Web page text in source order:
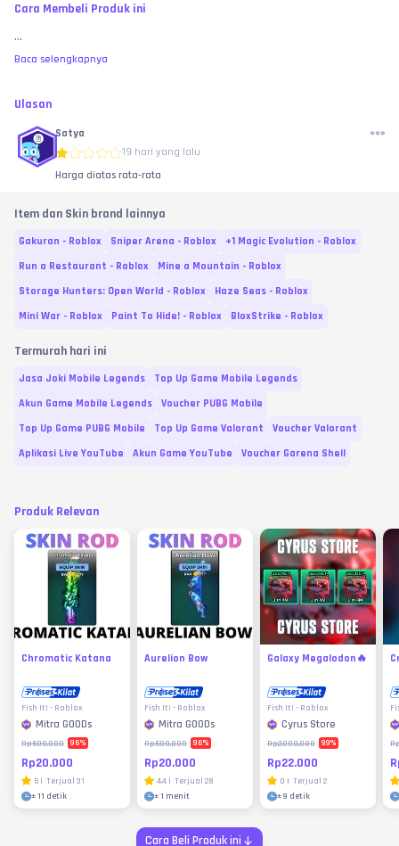
Cara Membeli Produk ini
...
Baca selengkapnya
Ulasan
Satya
19 hari yang lalu
Harga diatas rata-rata
Item dan Skin brand lainnya
Gakuran - Roblox Sniper Arena - Roblox
+1 Magic Evolution - Roblox
Run a Restaurant - Roblox
Mine a Mountain - Roblox
Storage Hunters: Open World - Roblox
Haze Seas - Roblox
Mini War - Roblox
Paint To Hide! - Roblox BloxStrike - Roblox
Termurah hari ini
Jasa Joki Mobile Legends
Top Up Game Mobile Legends
Akun Game Mobile Legends
Voucher PUBG Mobile
Top Up Game PUBG Mobile
Top Up Game Valorant
Voucher Valorant
Aplikasi Live YouTube
Akun Game YouTube Voucher Garena Shell
Produk Relevan
Chromatic Katana
Fish It! - Roblox
Mitra GOODs
Rp500.000 96%
Rp20.000
5 | Terjual 31
±11 detik
Aurelion Bow
Fish It! - Roblox
Mitra GOODs
Rp500.000 96%
Rp20.000
4.4 | Terjual 28
±1 menit
Galaxy Megalodon🔥
Fish It! - Roblox
Cyrus Store
Rp2.000.000 99%
Rp22.000
0 | Terjual 2
±9 detik
Cara Beli Produk ini